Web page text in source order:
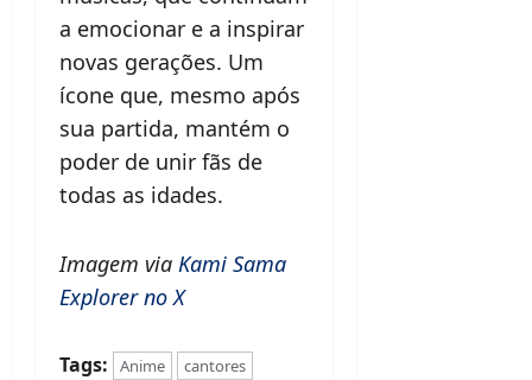
a emocionar e a inspirar
novas gerações. Um
ícone que, mesmo após
sua partida, mantém o
poder de unir fãs de
todas as idades.
Imagem via Kami Sama
Explorer no X
Tags: Anime
cantores